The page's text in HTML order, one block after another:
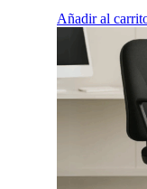
Añadir al